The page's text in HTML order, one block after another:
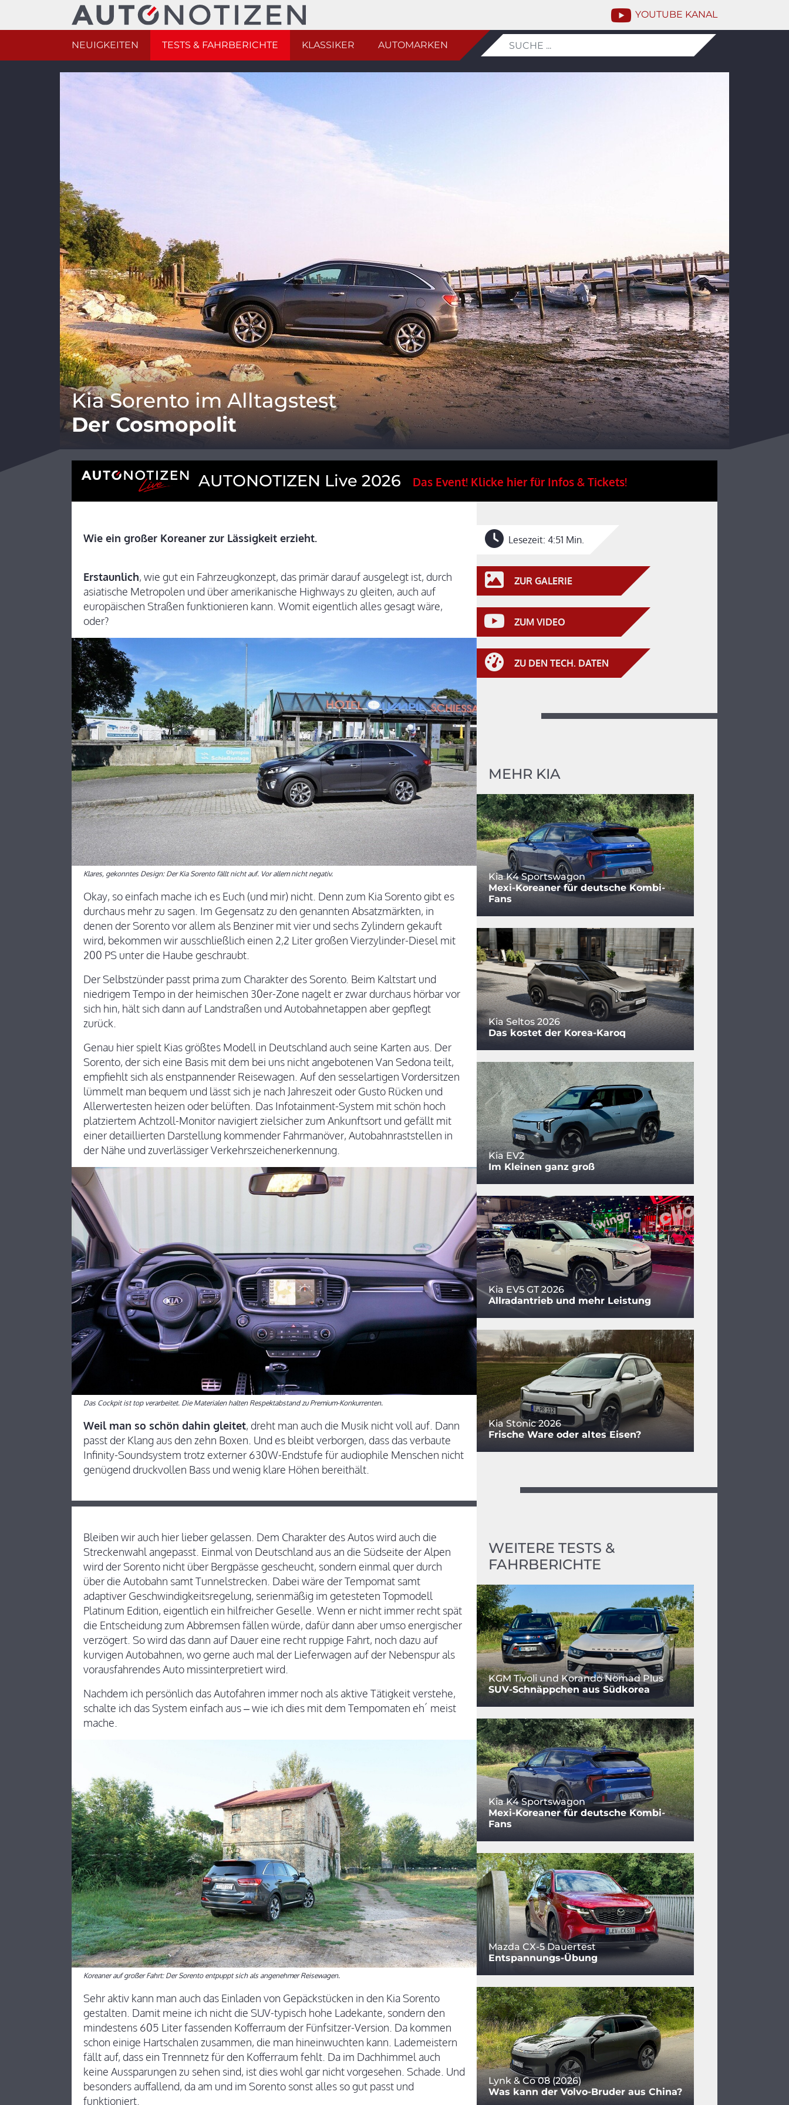
YOUTUBE KANAL
NEUIGKEITEN TESTS & FAHRBERICHTE KLASSIKER AUTOMARKEN
Kia Sorento im Alltagstest
Der Cosmopolit
AUTONOTIZEN Live 2026 Das Event! Klicke hier für Infos & Tickets!
Wie ein großer Koreaner zur Lässigkeit erzieht.
Erstaunlich, wie gut ein Fahrzeugkonzept, das primär darauf ausgelegt ist, durch
asiatische Metropolen und über amerikanische Highways zu gleiten, auch auf
europäischen Straßen funktionieren kann. Womit eigentlich alles gesagt wäre,
oder?
Klares, gekonntes Design: Der Kia Sorento fällt nicht auf. Vor allem nicht negativ.
Okay, so einfach mache ich es Euch (und mir) nicht. Denn zum Kia Sorento gibt es
durchaus mehr zu sagen. Im Gegensatz zu den genannten Absatzmärkten, in
denen der Sorento vor allem als Benziner mit vier und sechs Zylindern gekauft
wird, bekommen wir ausschließlich einen 2,2 Liter großen Vierzylinder-Diesel mit
200 PS unter die Haube geschraubt.
Der Selbstzünder passt prima zum Charakter des Sorento. Beim Kaltstart und
niedrigem Tempo in der heimischen 30er-Zone nagelt er zwar durchaus hörbar vor
sich hin, hält sich dann auf Landstraßen und Autobahnetappen aber gepflegt
zurück.
Genau hier spielt Kias größtes Modell in Deutschland auch seine Karten aus. Der
Sorento, der sich eine Basis mit dem bei uns nicht angebotenen Van Sedona teilt,
empfiehlt sich als enstpannender Reisewagen. Auf den sesselartigen Vordersitzen
lümmelt man bequem und lässt sich je nach Jahreszeit oder Gusto Rücken und
Allerwertesten heizen oder belüften. Das Infotainment-System mit schön hoch
platziertem Achtzoll-Monitor navigiert zielsicher zum Ankunftsort und gefällt mit
einer detaillierten Darstellung kommender Fahrmanöver, Autobahnraststellen in
der Nähe und zuverlässiger Verkehrszeichenerkennung.
Das Cockpit ist top verarbeitet. Die Materialen halten Respektabstand zu Premium-Konkurrenten.
Weil man so schön dahin gleitet, dreht man auch die Musik nicht voll auf. Dann
passt der Klang aus den zehn Boxen. Und es bleibt verborgen, dass das verbaute
Infinity-Soundsystem trotz externer 630W-Endstufe für audiophile Menschen nicht
genügend druckvollen Bass und wenig klare Höhen bereithält.
Bleiben wir auch hier lieber gelassen. Dem Charakter des Autos wird auch die
Streckenwahl angepasst. Einmal von Deutschland aus an die Südseite der Alpen
wird der Sorento nicht über Bergpässe gescheucht, sondern einmal quer durch
über die Autobahn samt Tunnelstrecken. Dabei wäre der Tempomat samt
adaptiver Geschwindigkeitsregelung, serienmäßig im getesteten Topmodell
Platinum Edition, eigentlich ein hilfreicher Geselle. Wenn er nicht immer recht spät
die Entscheidung zum Abbremsen fällen würde, dafür dann aber umso energischer
verzögert. So wird das dann auf Dauer eine recht ruppige Fahrt, noch dazu auf
kurvigen Autobahnen, wo gerne auch mal der Lieferwagen auf der Nebenspur als
vorausfahrendes Auto missinterpretiert wird.
Nachdem ich persönlich das Autofahren immer noch als aktive Tätigkeit verstehe,
schalte ich das System einfach aus – wie ich dies mit dem Tempomaten eh´ meist
mache.
Koreaner auf großer Fahrt: Der Sorento entpuppt sich als angenehmer Reisewagen.
Sehr aktiv kann man auch das Einladen von Gepäckstücken in den Kia Sorento
gestalten. Damit meine ich nicht die SUV-typisch hohe Ladekante, sondern den
mindestens 605 Liter fassenden Kofferraum der Fünfsitzer-Version. Da kommen
schon einige Hartschalen zusammen, die man hineinwuchten kann. Lademeistern
fällt auf, dass ein Trennnetz für den Kofferraum fehlt. Da im Dachhimmel auch
keine Aussparungen zu sehen sind, ist dies wohl gar nicht vorgesehen. Schade. Und
besonders auffallend, da am und im Sorento sonst alles so gut passt und
funktioniert.
Lesezeit: 4:51 Min.
ZUR GALERIE
ZUM VIDEO
ZU DEN TECH. DATEN
MEHR KIA
Kia K4 Sportswagon
Mexi-Koreaner für deutsche Kombi-
Fans
Kia Seltos 2026
Das kostet der Korea-Karoq
Kia EV2
Im Kleinen ganz groß
Kia EV5 GT 2026
Allradantrieb und mehr Leistung
Kia Stonic 2026
Frische Ware oder altes Eisen?
WEITERE TESTS &
FAHRBERICHTE
KGM Tivoli und Korando Nomad Plus
SUV-Schnäppchen aus Südkorea
Kia K4 Sportswagon
Mexi-Koreaner für deutsche Kombi-
Fans
Mazda CX-5 Dauertest
Entspannungs-Übung
Lynk & Co 08 (2026)
Was kann der Volvo-Bruder aus China?